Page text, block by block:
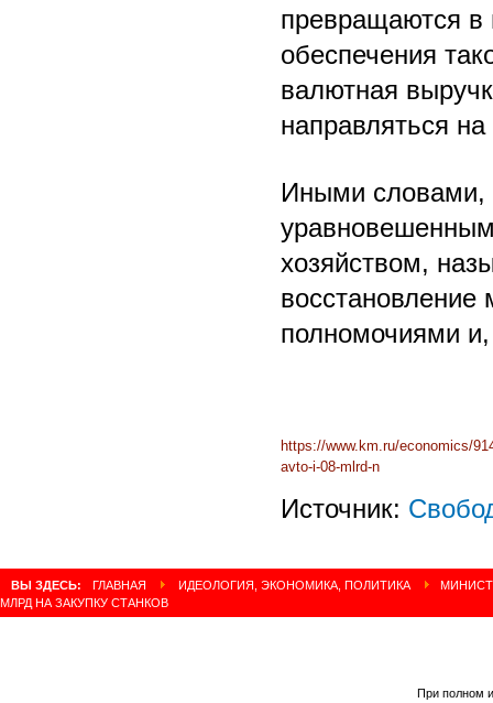
превращаются в
обеспечения
валютная
направляться
Иными словами,
хозяйством,
восстановление
полномочиями и,
https://www.km.ru/economics/
avto-i-08-mlrd-n
Источник:
ВЫ ЗДЕСЬ: ГЛАВНАЯ ИДЕОЛОГИЯ, ЭКОНОМИКА, ПОЛИТИКА
МЛРД НА ЗАКУПКУ СТАНКОВ
При полном